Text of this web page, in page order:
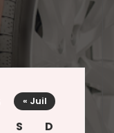
S D
« Juil